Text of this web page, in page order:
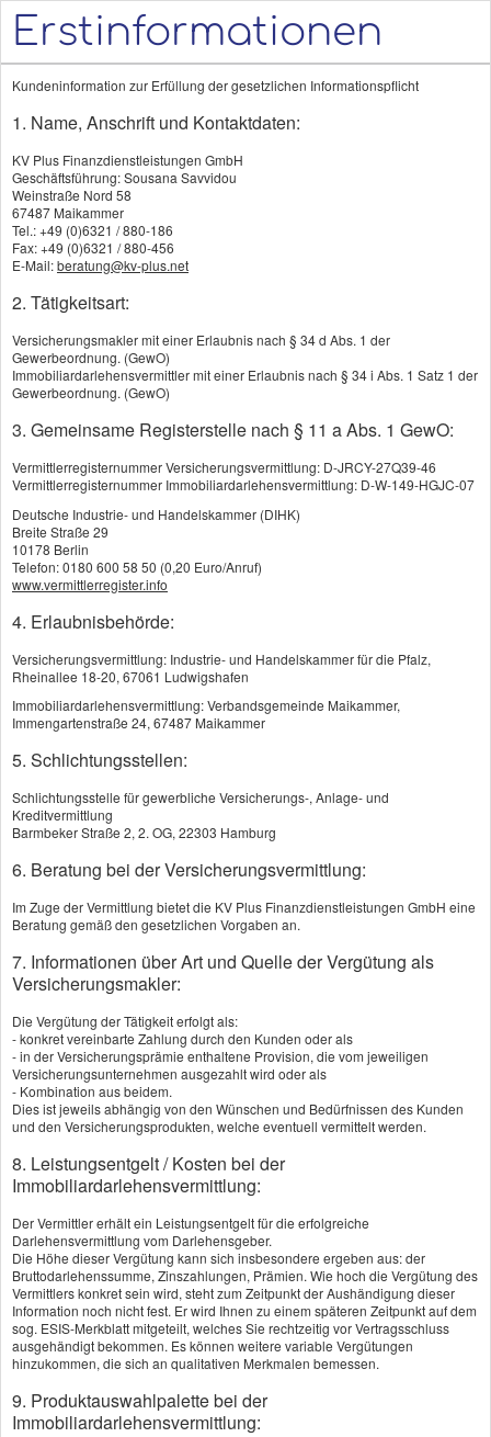
Kostenlose Online oder vor Ort Beratung
Jürgen Strugalla
KV Plus Finanzdienstleistungen GmbH
67487 Maikammer
+49 (0)6321 / 880-186
beratung@kv-plus.net
Auto­ver­si­che­rung
es ver­sichern. Die KFZ-Haft­
pflichtversicherung ist gesetzlich
vorgeschrieben - ohne Nachweis eines
Haft­pflichtschutzes geht schon bei der
Zulassung nichts. Die Haft­pflicht tritt immer
dann ein, wenn Sie schuldhaft einen
anderen Verkehrsteilnehmer schädigen.
Teil- oder Vollkasko können freiwillig
abgeschlossen werden.
Kaskoversicherungen zahlen auch für
Schäden am eigenen Fahrzeug.
Viele Faktoren bestimmen den Beitrag
Die Höhe der Beiträge zur KFZ-Versicherung
Erstinformationen
Kundeninformation zur Erfüllung der gesetzlichen Informationspflicht
1. Name, Anschrift und Kontaktdaten:
KV Plus Finanzdienstleistungen GmbH
Geschäftsführung: Sousana Savvidou
Weinstraße Nord 58
67487 Maikammer
Tel.: +49 (0)6321 / 880-186
Fax: +49 (0)6321 / 880-456
E-Mail:beratung@kv-plus.net
2. Tätigkeitsart:
Versicherungsmakler mit einer Erlaubnis nach § 34 d Abs. 1 der
Gewerbeordnung. (GewO)
Immobiliardarlehensvermittler mit einer Erlaubnis nach § 34 i Abs. 1 Satz 1 der
Gewerbeordnung. (GewO)
3. Gemeinsame Registerstelle nach § 11 a Abs. 1 GewO:
Vermittlerregisternummer Versicherungsvermittlung: D-JRCY-27Q39-46
Vermittlerregisternummer Immobiliardarlehensvermittlung: D-W-149-HGJC-07
Deutsche Industrie- und Handelskammer (DIHK)
Breite Straße 29
10178 Berlin
Telefon: 0180 600 58 50 (0,20 Euro/Anruf)
www.vermittlerregister.info
4. Erlaubnisbehörde:
Versicherungsvermittlung: Industrie- und Handelskammer für die Pfalz,
Rheinallee 18-20, 67061 Ludwigshafen
Immobiliardarlehensvermittlung: Verbandsgemeinde Maikammer,
Immengartenstraße 24, 67487 Maikammer
5. Schlichtungsstellen:
Schlichtungsstelle für gewerbliche Versicherungs-, Anlage- und
Kreditvermittlung
Barmbeker Straße 2, 2. OG, 22303 Hamburg
6. Beratung bei der Versicherungsvermittlung:
Im Zuge der Vermittlung bietet die KV Plus Finanzdienstleistungen GmbH eine
Beratung gemäß den gesetzlichen Vorgaben an.
7. Informationen über Art und Quelle der Vergütung als
Versicherungsmakler:
Die Vergütung der Tätigkeit erfolgt als:
- konkret vereinbarte Zahlung durch den Kunden oder als
- in der Versicherungsprämie enthaltene Provision, die vom jeweiligen
Versicherungsunternehmen ausgezahlt wird oder als
- Kombination aus beidem.
Dies ist jeweils abhängig von den Wünschen und Bedürfnissen des Kunden
und den Versicherungsprodukten, welche eventuell vermittelt werden.
8. Leistungsentgelt / Kosten bei der
Immobiliardarlehensvermittlung:
Der Vermittler erhält ein Leistungsentgelt für die erfolgreiche
Darlehensvermittlung vom Darlehensgeber.
Die Höhe dieser Vergütung kann sich insbesondere ergeben aus: der
Bruttodarlehenssumme, Zinszahlungen, Prämien. Wie hoch die Vergütung des
Vermittlers konkret sein wird, steht zum Zeitpunkt der Aushändigung dieser
Information noch nicht fest. Er wird Ihnen zu einem späteren Zeitpunkt auf dem
sog. ESIS-Merkblatt mitgeteilt, welches Sie rechtzeitig vor Vertragsschluss
ausgehändigt bekommen. Es können weitere variable Vergütungen
hinzukommen, die sich an qualitativen Merkmalen bemessen.
9. Produktauswahlpalette bei der
Immobiliardarlehensvermittlung: